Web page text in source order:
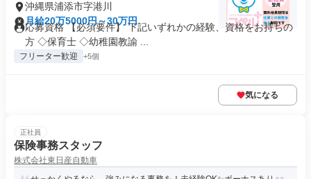
沖縄県浦添市字港川
月給20万5000円～30万円
応募資格 【必須要件】 下記いずれかの経験、資格をお持ちの
方 ◇保育士 ◇幼稚園教諭 ...
フリーター歓迎 +5個
気になる
正社員
保険事務スタッフ
株式会社東日産自動車